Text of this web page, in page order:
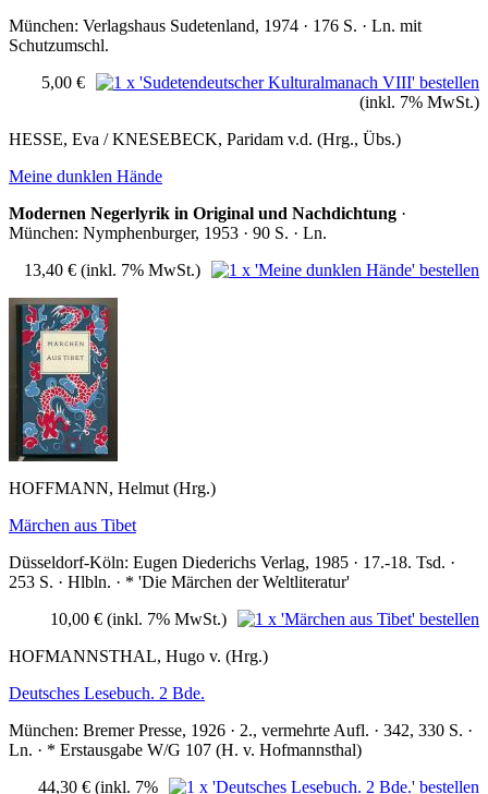
München: Verlagshaus Sudetenland, 1974 · 176 S. · Ln. mit
Schutzumschl.
5,00 €
(inkl. 7% MwSt.)
HESSE, Eva / KNESEBECK, Paridam v.d. (Hrg., Übs.)
Meine dunklen Hände
Modernen Negerlyrik in Original und Nachdichtung ·
München: Nymphenburger, 1953 · 90 S. · Ln.
13,40 € (inkl. 7% MwSt.)
HOFFMANN, Helmut (Hrg.)
Märchen aus Tibet
Düsseldorf-Köln: Eugen Diederichs Verlag, 1985 · 17.-18. Tsd. ·
253 S. · Hlbln. · * 'Die Märchen der Weltliteratur'
10,00 € (inkl. 7% MwSt.)
HOFMANNSTHAL, Hugo v. (Hrg.)
Deutsches Lesebuch. 2 Bde.
München: Bremer Presse, 1926 · 2., vermehrte Aufl. · 342, 330 S. ·
Ln. · * Erstausgabe W/G 107 (H. v. Hofmannsthal)
44,30 € (inkl. 7%